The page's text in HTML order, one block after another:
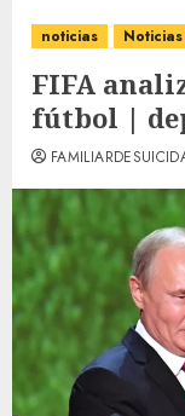
noticias
FIFA
fútbol |